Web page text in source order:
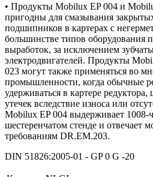
• Продукты Mobilux EP 004 и
пригодны для смазывания
подшипников в картерах с
большинстве типов оборудования
выработок, за исключением
электродвигателей. Продукты
023 могут также применяться во
промышленности, когда обычные
удерживаться в картере
утечек вследствие износа или
Mobilux EP 004 выдерживает 1008-
шестеренчатом стенде и отвечает
требованиям DR.EM.203.
DIN 51826:2005-01 - GP 0 G -20